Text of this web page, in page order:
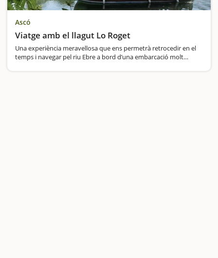
Ascó
Viatge amb el llagut Lo Roget
Una experiència meravellosa que ens permetrà retrocedir en el
temps i navegar pel riu Ebre a bord d’una embarcació molt